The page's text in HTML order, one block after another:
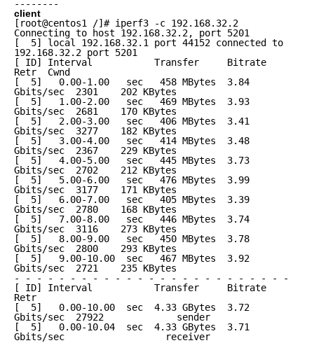
client
[root@centos1 /]# iperf3 -c 192.168.32.2
Connecting to host 192.168.32.2, port 5201
[  5] local 192.168.32.1 port 44152 connected to
192.168.32.2 port 5201
[ ID] Interval           Transfer     Bitrate
Retr  Cwnd
[  5]   0.00-1.00   sec   458 MBytes  3.84
Gbits/sec  2301    202 KBytes
[  5]   1.00-2.00   sec   469 MBytes  3.93
Gbits/sec  2681    170 KBytes
[  5]   2.00-3.00   sec   406 MBytes  3.41
Gbits/sec  3277    182 KBytes
[  5]   3.00-4.00   sec   414 MBytes  3.48
Gbits/sec  2367    229 KBytes
[  5]   4.00-5.00   sec   445 MBytes  3.73
Gbits/sec  2702    212 KBytes
[  5]   5.00-6.00   sec   476 MBytes  3.99
Gbits/sec  3177    171 KBytes
[  5]   6.00-7.00   sec   405 MBytes  3.39
Gbits/sec  2780    168 KBytes
[  5]   7.00-8.00   sec   446 MBytes  3.74
Gbits/sec  3116    273 KBytes
[  5]   8.00-9.00   sec   450 MBytes  3.78
Gbits/sec  2800    293 KBytes
[  5]   9.00-10.00  sec   467 MBytes  3.92
Gbits/sec  2721    235 KBytes
- - - - - - - - - - - - - - - - - - - - - - - - -
[ ID] Interval           Transfer     Bitrate
Retr
[  5]   0.00-10.00  sec  4.33 GBytes  3.72
Gbits/sec  27922             sender
[  5]   0.00-10.04  sec  4.33 GBytes  3.71
Gbits/sec                  receiver